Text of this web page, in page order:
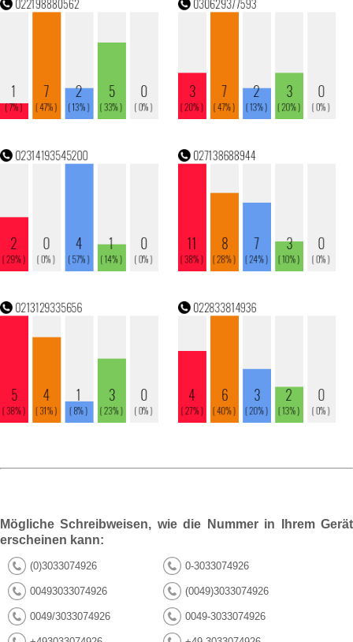
Mögliche Schreibweisen, wie die Nummer in Ihrem Gerät
erscheinen kann:
(0)3033074926 0-3033074926
00493033074926 (0049)3033074926
0049/3033074926 0049-3033074926